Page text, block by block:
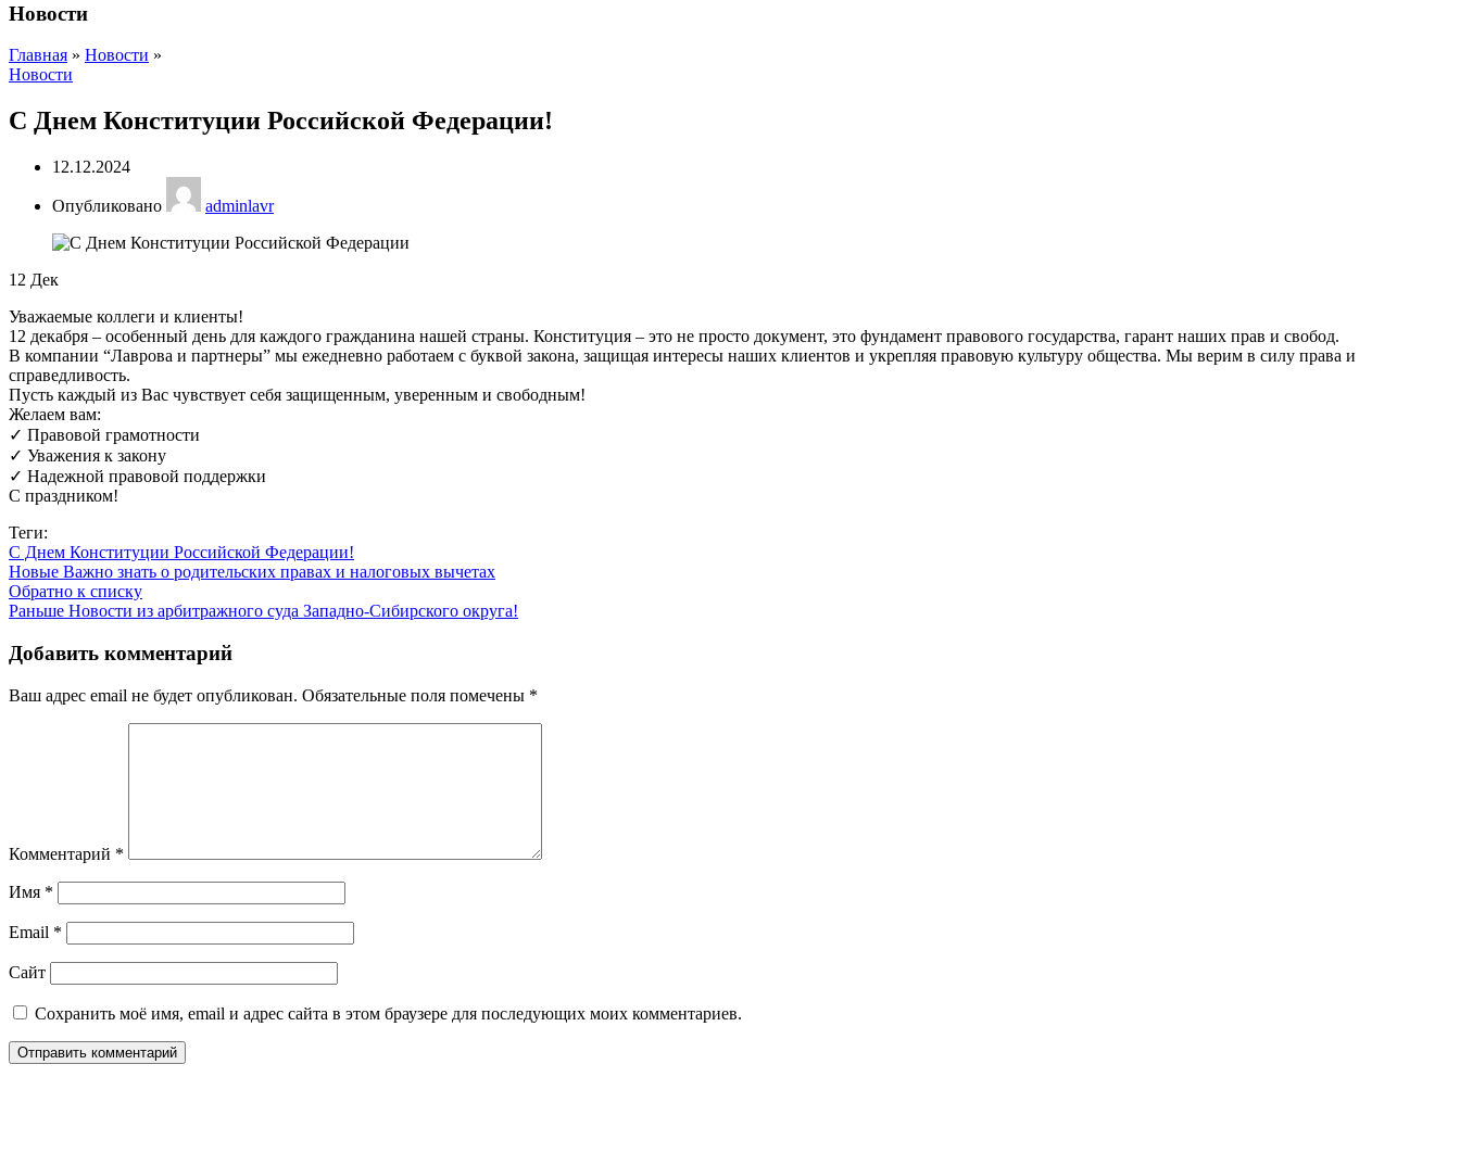
Новости
Главная » Новости »
Новости
С Днем Конституции Российской Федерации!
12.12.2024
Опубликовано adminlavr
12 Дек
Уважаемые коллеги и клиенты!
12 декабря – особенный день для каждого гражданина нашей страны. Конституция – это не просто документ, это фундамент правового государства, гарант наших прав и свобод.
В компании “Лаврова и партнеры” мы ежедневно работаем с буквой закона, защищая интересы наших клиентов и укрепляя правовую культуру общества. Мы верим в силу права и
справедливость.
Пусть каждый из Вас чувствует себя защищенным, уверенным и свободным!
Желаем вам:
✓ Правовой грамотности
✓ Уважения к закону
✓ Надежной правовой поддержки
С праздником!
Теги:
С Днем Конституции Российской Федерации!
Новые Важно знать о родительских правах и налоговых вычетах
Обратно к списку
Раньше Новости из арбитражного суда Западно-Сибирского округа!
Добавить комментарий
Ваш адрес email не будет опубликован. Обязательные поля помечены *
Комментарий *
Имя *
Email *
Сайт
Сохранить моё имя, email и адрес сайта в этом браузере для последующих моих комментариев.